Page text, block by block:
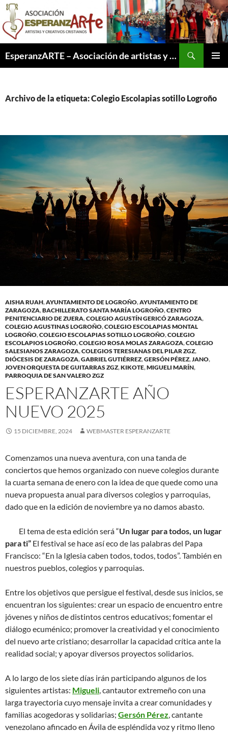
Saltar
contenido
EsperanzARTE – Asociación de artistas y creativos cristianos
Archivo de la etiqueta: Colegio Escolapias sotillo Logroño
AISHA RUAH,AYUNTAMIENTO DE LOGROÑO,AYUNTAMIENTO DE
ZARAGOZA,BACHILLERATO SANTA MARÍA LOGROÑO,CENTRO
PENITENCIARIO DE ZUERA,COLEGIO AGUSTÍN GERICÓ ZARAGOZA,
COLEGIO AGUSTINAS LOGROÑO,COLEGIO ESCOLAPIAS MONTAL
LOGROÑO,COLEGIO ESCOLAPIAS SOTILLO LOGROÑO,COLEGIO
ESCOLAPIOS LOGROÑO,COLEGIO ROSA MOLAS ZARAGOZA,COLEGIO
SALESIANOS ZARAGOZA,COLEGIOS TERESIANAS DEL PILAR ZGZ,
DIÓCESIS DE ZARAGOZA,GABRIEL GUTIÉRREZ,GERSÓN PÉREZ,JANO,
JOVEN ORQUESTA DE GUITARRAS ZGZ,KIKOTE,MIGUELI MARÍN,
PARROQUIA DE SAN VALERO ZGZ
ESPERANZARTE AÑO
NUEVO 2025
15 DICIEMBRE, 2024 WEBMASTER ESPERANZARTE
Comenzamos una nueva aventura, con una tanda de
conciertos que hemos organizado con nueve colegios durante
la cuarta semana de enero con la idea de que quede como una
nueva propuesta anual para diversos colegios y parroquias,
dado que en la edición de noviembre ya no damos abasto.
El tema de esta edición será “Un lugar para todos, un lugar
para ti” El festival se hace así eco de las palabras del Papa
Francisco: “En la Iglesia caben todos, todos, todos”. También en
nuestros pueblos, colegios y parroquias.
Entre los objetivos que persigue el festival, desde sus inicios, se
encuentran los siguientes: crear un espacio de encuentro entre
jóvenes y niños de distintos centros educativos; fomentar el
diálogo ecuménico; promover la creatividad y el conocimiento
del nuevo arte cristiano; desarrollar la capacidad crítica ante la
realidad social; y apoyar diversos proyectos solidarios.
A lo largo de los siete días irán participando algunos de los
siguientes artistas: Migueli , cantautor extremeño con una
larga trayectoria cuyo mensaje invita a crear comunidades y
familias acogedoras y solidarias; Gersón Pérez , cantante
venezolano afincado en Ávila de espléndida voz y ritmo lleno